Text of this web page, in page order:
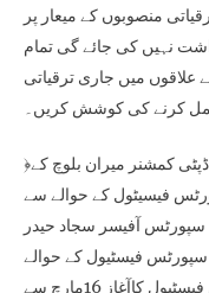
منصوبوں کے میعار پر
نہیں کی جائے گی تمام
علاقوں میں جاری ترقیاتی
﴿خبرنامہ نمبر1884/2025لورالائی17مارچ۔ :ڈپٹی کمشنر میران بلوچ کے
پاکستان سپورٹس فیسیٹول کے حوالے سے
آفیسر سجاد حیدر
یوم پاکستان سپورٹس فیسٹیول کے حوالے
سے بریفنگ دی کہا کہ یوم پاکستان سپورٹس فیسٹیول کاآغاز 16مارچ سے